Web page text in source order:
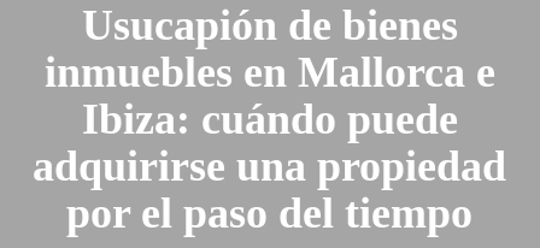
Usucapión de bienes
inmuebles en Mallorca e
Ibiza: cuándo puede
adquirirse una propiedad
por el paso del tiempo